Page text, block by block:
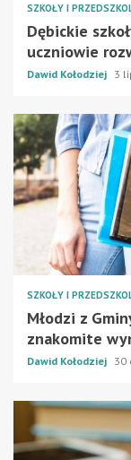
SZKOŁY I
Dębickie
uczniowie
Dawid Kołodziej 3
SZKOŁY I
Młodzi z
znakomite
Dawid Kołodziej 30